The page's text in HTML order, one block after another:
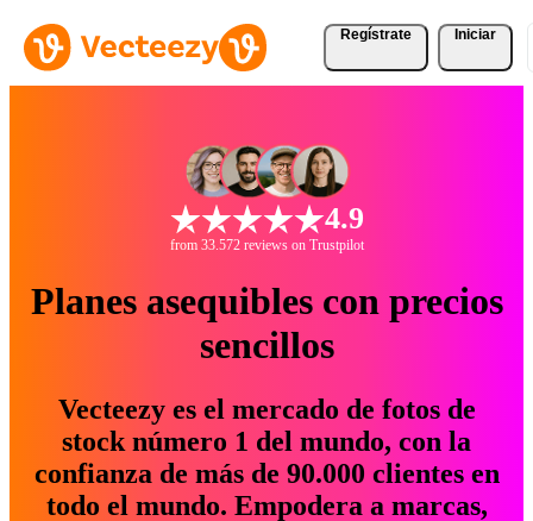
Regístrate Iniciar
4.9
from 33.572 reviews on Trustpilot
Planes asequibles con precios
sencillos
Vecteezy es el mercado de fotos de
stock número 1 del mundo, con la
confianza de más de 90.000 clientes en
todo el mundo. Empodera a marcas,